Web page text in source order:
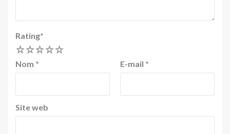
Rating*
5
4
3
2
Nom * E-mail *
Site web